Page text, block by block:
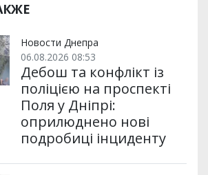
Новости Днепра
06.08.2026 08:53
Дебош та конфлікт із
поліцією на проспекті
Поля у Дніпрі:
оприлюднено нові
подробиці інциденту